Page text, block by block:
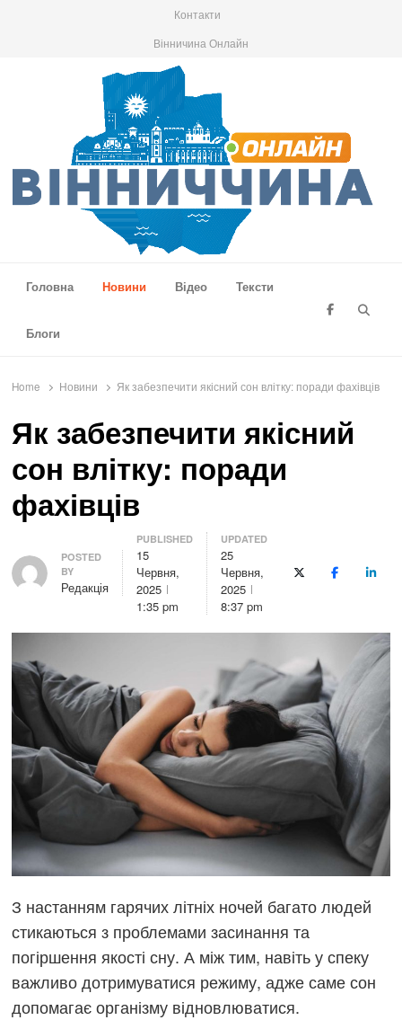
Контакти
Вінничина Онлайн
Головна
Новини Відео Тексти
Блоги
Home Новини Як забезпечити якісний сон влітку: поради фахівців
Як забезпечити якісний
сон влітку: поради
фахівців
Author
POSTED
BY
Редакція
PUBLISHED
15
Червня,
2025
1:35 pm
UPDATED
25
Червня,
2025
8:37 pm
X (Twitter)Facebook
З настанням гарячих літніх ночей багато людей
стикаються з проблемами засинання та
погіршення якості сну. А між тим, навіть у спеку
важливо дотримуватися режиму, адже саме сон
допомагає організму відновлюватися.